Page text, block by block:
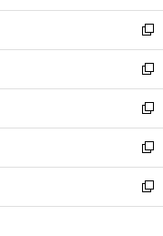
開
く
ウ
で
開
く
ン
ド
ウ
で
開
く
ウ
ィ
ン
ド
ウ
で
開
く
新
し
い
ウ
ィ
ン
ド
ウ
で
開
新
し
い
ウ
ィ
ン
ド
ウ
新
し
い
ウ
ィ
ン
新
し
い
ウ
新
し